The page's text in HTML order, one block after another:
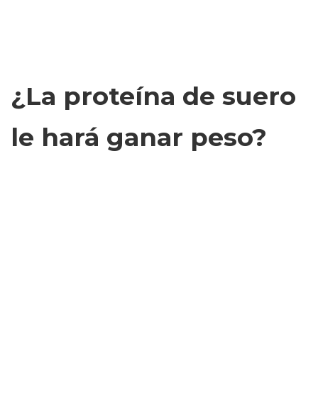
¿La proteína de suero
le hará ganar peso?